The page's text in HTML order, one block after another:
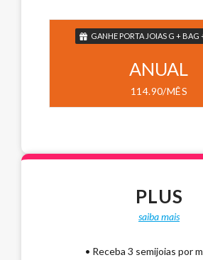
GANHE PORTA JOIAS G + BAG
ANUAL
114.90/MÊS
PLUS
saiba mais
• Receba 3 semijoias por